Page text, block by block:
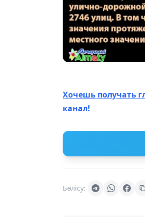
Хочешь получать
канал!
Бөлісу: